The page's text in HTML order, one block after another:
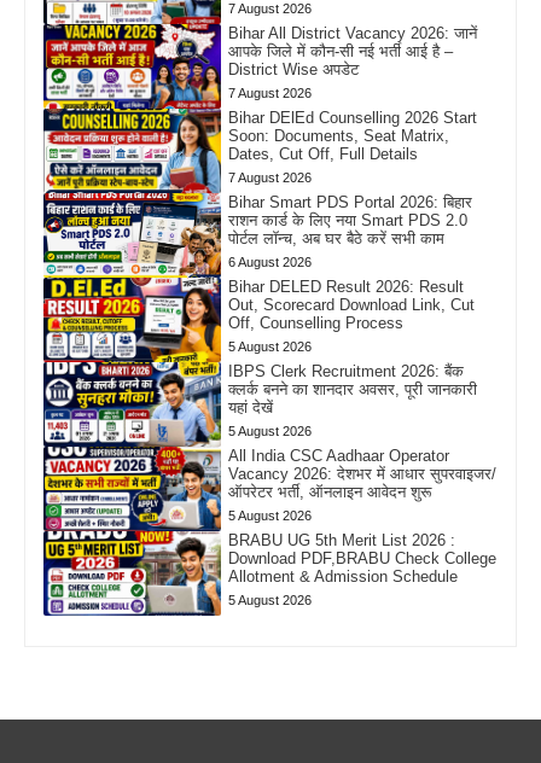
7 August 2026
Bihar All District Vacancy 2026: जानें
आपके जिले में कौन-सी नई भर्ती आई है –
District Wise अपडेट
7 August 2026
Bihar DElEd Counselling 2026 Start
Soon: Documents, Seat Matrix,
Dates, Cut Off, Full Details
7 August 2026
Bihar Smart PDS Portal 2026: बिहार
राशन कार्ड के लिए नया Smart PDS 2.0
पोर्टल लॉन्च, अब घर बैठे करें सभी काम
6 August 2026
Bihar DELED Result 2026: Result
Out, Scorecard Download Link, Cut
Off, Counselling Process
5 August 2026
IBPS Clerk Recruitment 2026: बैंक
क्लर्क बनने का शानदार अवसर, पूरी जानकारी
यहां देखें
5 August 2026
All India CSC Aadhaar Operator
Vacancy 2026: देशभर में आधार सुपरवाइजर/
ऑपरेटर भर्ती, ऑनलाइन आवेदन शुरू
5 August 2026
BRABU UG 5th Merit List 2026 :
Download PDF,BRABU Check College
Allotment & Admission Schedule
5 August 2026